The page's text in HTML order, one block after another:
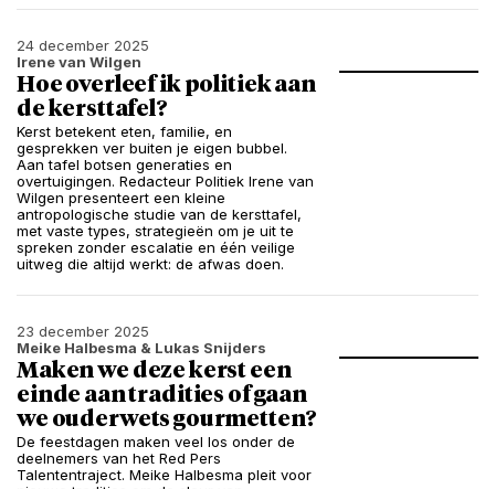
24 december 2025
Irene van Wilgen
Hoe overleef ik politiek aan
de kersttafel?
Kerst betekent eten, familie, en
gesprekken ver buiten je eigen bubbel.
Aan tafel botsen generaties en
overtuigingen. Redacteur Politiek Irene van
Wilgen presenteert een kleine
antropologische studie van de kersttafel,
met vaste types, strategieën om je uit te
spreken zonder escalatie en één veilige
uitweg die altijd werkt: de afwas doen.
23 december 2025
Meike Halbesma & Lukas Snijders
Maken we deze kerst een
einde aan tradities of gaan
we ouderwets gourmetten?
De feestdagen maken veel los onder de
deelnemers van het Red Pers
Talententraject. Meike Halbesma pleit voor